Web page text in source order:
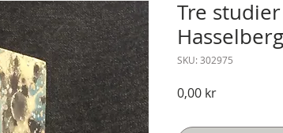
Tre
Hasselberg
SKU: 302975
0,00 krPris